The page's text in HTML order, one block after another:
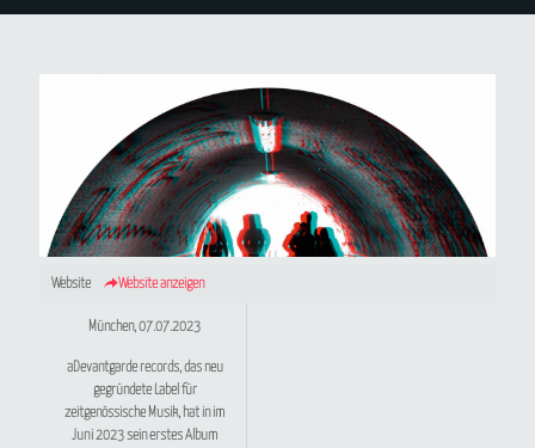
Website Website anzeigen
München, 07.07.2023
aDevantgarde records, das neu
gegründete Label für
zeitgenössische Musik, hat in im
Juni 2023 sein erstes Album